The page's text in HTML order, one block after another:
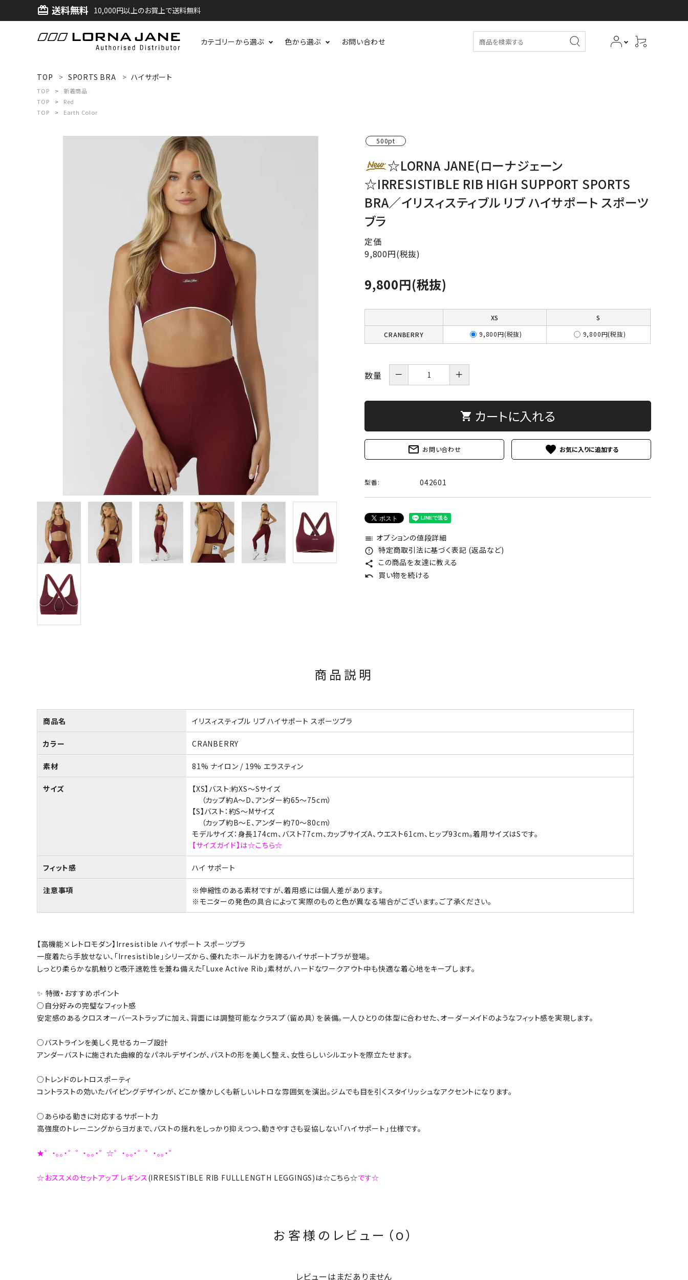
card_giftcard 送料無料 10,000円以上のお買上で送料無料
カテゴリーから選ぶ 色から選ぶ お問い合わせ
ACCOUNT MENU
ようこそ ゲスト 様
ログイン
TOP SPORTS BRA ハイサポート
TOP
新着商品
TOP
Red
TOP
Earth Color
500pt
☆LORNA JANE(ローナジェーン
☆IRRESISTIBLE RIB HIGH SUPPORT SPORTS
BRA／イリスィスティブル リブ ハイサポート スポーツ
ブラ
定価
9,800円(税抜)
9,800円(税抜)
XS
S
CRANBERRY
9,800円(税抜) 9,800円(税抜)
数量 － ＋
shopping_cart カートに入れる
mail_outline お問い合わせ favorite
型番: 042601
toc オプションの値段詳細
error_outline 特定商取引法に基づく表記 (返品など)
share この商品を友達に教える
undo 買い物を続ける
商品説明
商品名 イリスィスティブル リブ ハイサポート スポーツブラ
カラー CRANBERRY
素材 81% ナイロン / 19% エラスティン
サイズ
【XS】バスト:約XS～Sサイズ
（カップ約A～D、アンダー約65～75cm）
【S】バスト：約S～Mサイズ
（カップ約B～E、アンダー約70～80cm）
モデルサイズ：身長174cm、バスト77cm、カップサイズA、ウエスト61cm、ヒップ93cm。着用サイズはSです。
【サイズガイド】は☆こちら☆
フィット感 ハイ サポート
注意事項
※伸縮性のある素材ですが、着用感には個人差があります。
※モニターの発色の具合によって実際のものと色が異なる場合がございます。ご了承ください。
【高機能×レトロモダン】Irresistible ハイサポート スポーツブラ
一度着たら手放せない、「Irresistible」シリーズから、優れたホールド力を誇るハイサポートブラが登場。
しっとり柔らかな肌触りと吸汗速乾性を兼ね備えた「Luxe Active Rib」素材が、ハードなワークアウト中も快適な着心地をキープします。
✨ 特徴・おすすめポイント
○自分好みの完璧なフィット感
安定感のあるクロスオーバーストラップに加え、背面には調整可能なクラスプ（留め具）を装備。一人ひとりの体型に合わせた、オーダーメイドのようなフィット感を実現します。
○バストラインを美しく見せるカーブ設計
アンダーバストに施された曲線的なパネルデザインが、バストの形を美しく整え、女性らしいシルエットを際立たせます。
○トレンドのレトロスポーティ
コントラストの効いたパイピングデザインが、どこか懐かしくも新しいレトロな雰囲気を演出。ジムでも目を引くスタイリッシュなアクセントになります。
○あらゆる動きに対応するサポート力
高強度のトレーニングからヨガまで、バストの揺れをしっかり抑えつつ、動きやすさも妥協しない「ハイサポート」仕様です。
★゜・。。・゜゜・。。・゜☆゜・。。・゜゜・。。・゜
☆おススメのセットアップ レギンス (IRRESISTIBLE RIB FULLLENGTH LEGGINGS)は☆こちら☆です☆
お客様のレビュー（0）
レビューはまだありません